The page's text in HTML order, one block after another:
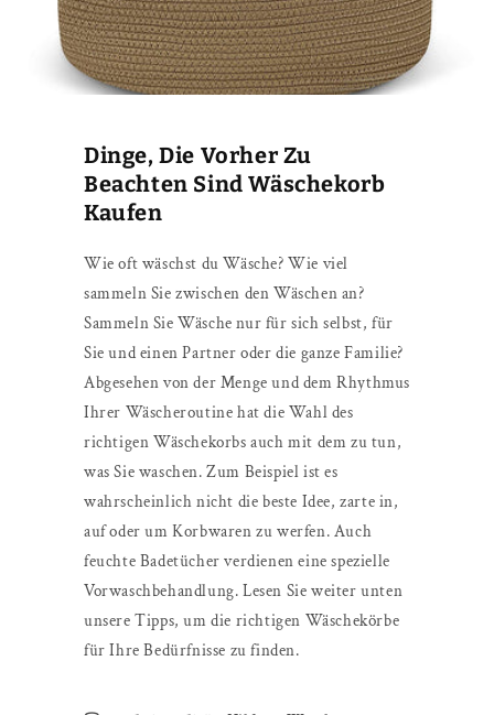
Dinge, Die Vorher Zu
Beachten Sind Wäschekorb
Kaufen
Wie oft wäschst du Wäsche? Wie viel
sammeln Sie zwischen den Wäschen an?
Sammeln Sie Wäsche nur für sich selbst, für
Sie und einen Partner oder die ganze Familie?
Abgesehen von der Menge und dem Rhythmus
Ihrer Wäscheroutine hat die Wahl des
richtigen Wäschekorbs auch mit dem zu tun,
was Sie waschen. Zum Beispiel ist es
wahrscheinlich nicht die beste Idee, zarte in,
auf oder um Korbwaren zu werfen. Auch
feuchte Badetücher verdienen eine spezielle
Vorwaschbehandlung. Lesen Sie weiter unten
unsere Tipps, um die richtigen Wäschekörbe
für Ihre Bedürfnisse zu finden.